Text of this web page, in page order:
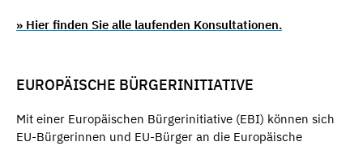
» ​Hier finden Sie alle laufenden Konsultationen.
EUROPÄISCHE BÜRGERINITIATIVE
Mit einer Europäischen Bürgerinitiative (EBI) können sich
EU-Bürgerinnen und EU-Bürger an die Europäische